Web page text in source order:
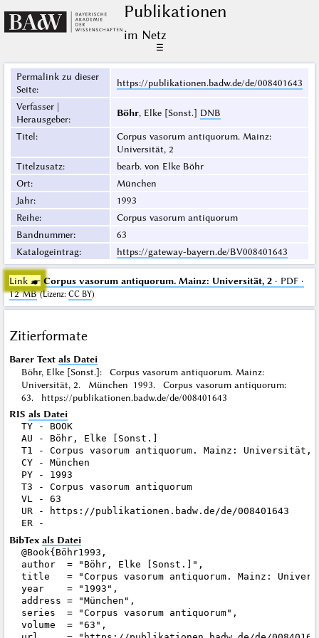
Publikationen
im Netz
☰
Permalink zu dieser
Seite:
https://publikationen.badw.de/de/008401643
Verfasser |
Herausgeber:
Böhr, Elke [Sonst.] DNB
Titel:
Corpus vasorum antiquorum. Mainz:
Universität, 2
Titelzusatz:
bearb. von Elke Böhr
Ort:
München
Jahr:
1993
Reihe:
Corpus vasorum antiquorum
Bandnummer:
63
Katalogeintrag: https://gateway-bayern.de/BV008401643
Link ☛ Corpus vasorum antiquorum. Mainz: Universität, 2· PDF ·
12 MB (Lizenz: CC BY)
Zitierformate
Barer Text als Datei
Böhr, Elke [Sonst.]: Corpus vasorum antiquorum. Mainz:
Universität, 2. München 1993. Corpus vasorum antiquorum:
63. https://publikationen.badw.de/de/008401643
RIS als Datei
TY - BOOK
AU - Böhr, Elke [Sonst.]
T1 - Corpus vasorum antiquorum. Mainz: Universität,
CY - München
PY - 1993
T3 - Corpus vasorum antiquorum
VL - 63
UR - https://publikationen.badw.de/de/008401643
BibTex als Datei
@Book{Böhr1993,
author  = "Böhr, Elke [Sonst.]",
title   = "Corpus vasorum antiquorum. Mainz:
year    = "1993",
address = "München",
series  = "Corpus vasorum antiquorum",
volume  = "63",